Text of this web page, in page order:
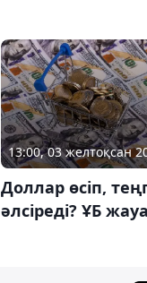
13:00, 03 желтоқсан
Доллар өсіп,
әлсіреді? ҰБ